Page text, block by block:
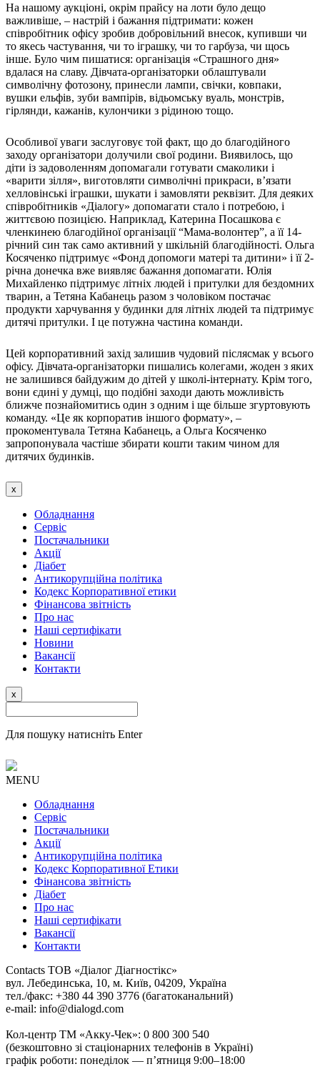
На нашому аукціоні, окрім прайсу на лоти було дещо
важливіше, – настрій і бажання підтримати: кожен
співробітник офісу зробив добровільний внесок, купивши чи
то якесь частування, чи то іграшку, чи то гарбуза, чи щось
інше. Було чим пишатися: організація «Страшного дня»
вдалася на славу. Дівчата-організаторки облаштували
символічну фотозону, принесли лампи, свічки, ковпаки,
вушки ельфів, зуби вампірів, відьомську вуаль, монстрів,
гірлянди, кажанів, кулончики з рідиною тощо.
Особливої уваги заслуговує той факт, що до благодійного
заходу організатори долучили свої родини. Виявилось, що
діти із задоволенням допомагали готувати смаколики і
«варити зілля», виготовляти символічні прикраси, в’язати
хелловінські іграшки, шукати і замовляти реквізит. Для деяких
співробітників «Діалогу» допомагати стало і потребою, і
життєвою позицією. Наприклад, Катерина Посашкова є
членкинею благодійної організації “Мама-волонтер”, а її 14-
річний син так само активний у шкільній благодійності. Ольга
Косяченко підтримує «Фонд допомоги матері та дитини» і її 2-
річна донечка вже виявляє бажання допомагати. Юлія
Михайленко підтримує літніх людей і притулки для бездомних
тварин, а Тетяна Кабанець разом з чоловіком постачає
продукти харчування у будинки для літніх людей та підтримує
дитячі притулки. І це потужна частина команди.
Цей корпоративний захід залишив чудовий післясмак у всього
офісу. Дівчата-організаторки пишались колегами, жоден з яких
не залишився байдужим до дітей у школі-інтернату. Крім того,
вони єдині у думці, що подібні заходи дають можливість
ближче познайомитись один з одним і ще більше згуртовують
команду. «Це як корпоратив іншого формату», –
прокоментувала Тетяна Кабанець, а Ольга Косяченко
запропонувала частіше збирати кошти таким чином для
дитячих будинків.
x
Обладнання
Сервіс
Постачальники
Акції
Діабет
Антикорупційна політика
Кодекс Корпоративної етики
Фінансова звітність
Про нас
Наші сертифікати
Новини
Вакансії
Контакти
x
Для пошуку натисніть Enter
MENU
Обладнання
Сервіс
Постачальники
Акції
Антикорупційна політика
Кодекс Корпоративної Етики
Фінансова звітність
Діабет
Про нас
Наші сертифікати
Вакансії
Контакти
Contacts ТОВ «Діалог Діагностікс»
вул. Лебединська, 10, м. Київ, 04209, Україна
тел./факс: +380 44 390 3776 (багатоканальний)
e-mail: info@dialogd.com
Кол-центр ТМ «Акку-Чек»: 0 800 300 540
(безкоштовно зі стаціонарних телефонів в Україні)
графік роботи: понеділок — п’ятниця 9:00–18:00